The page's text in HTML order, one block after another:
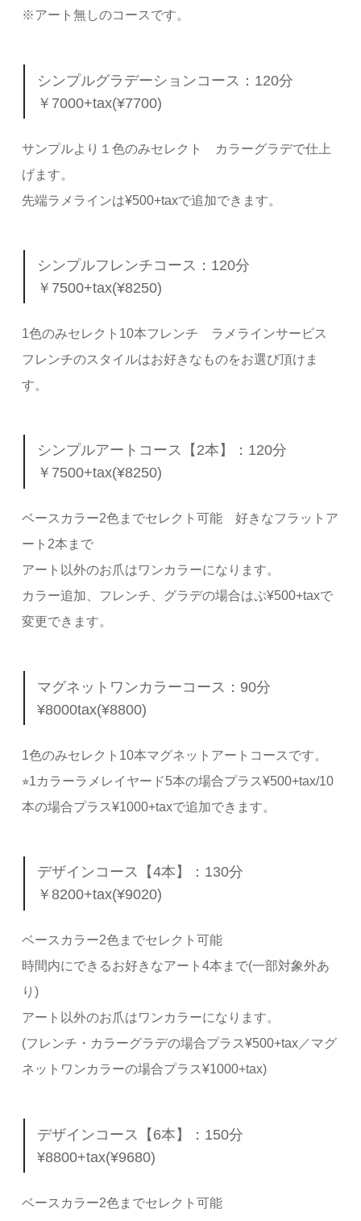
※アート無しのコースです。
シンプルグラデーションコース：120分
￥7000+tax(¥7700)
サンプルより１色のみセレクト カラーグラデで仕上
げます。
先端ラメラインは¥500+taxで追加できます。
シンプルフレンチコース：120分
￥7500+tax(¥8250)
1色のみセレクト10本フレンチ ラメラインサービス
フレンチのスタイルはお好きなものをお選び頂けま
す。
シンプルアートコース【2本】：120分
￥7500+tax(¥8250)
ベースカラー2色までセレクト可能 好きなフラットア
ート2本まで
アート以外のお爪はワンカラーになります。
カラー追加、フレンチ、グラデの場合はぷ¥500+taxで
変更できます。
マグネットワンカラーコース：90分
¥8000tax(¥8800)
1色のみセレクト10本マグネットアートコースです。
⭐︎1カラーラメレイヤード5本の場合プラス¥500+tax/10
本の場合プラス¥1000+taxで追加できます。
デザインコース【4本】：130分
￥8200+tax(¥9020)
ベースカラー2色までセレクト可能
時間内にできるお好きなアート4本まで(一部対象外あ
り)
アート以外のお爪はワンカラーになります。
(フレンチ・カラーグラデの場合プラス¥500+tax／マグ
ネットワンカラーの場合プラス¥1000+tax)
デザインコース【6本】：150分
¥8800+tax(¥9680)
ベースカラー2色までセレクト可能